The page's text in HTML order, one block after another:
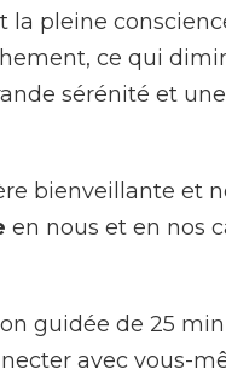
la pleine
ce qui
sérénité et
bienveillante et
en nous et en nos
guidée de 25
avec vous-